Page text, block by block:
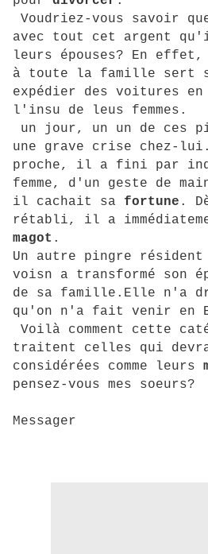
Voudriez-vous savoir
avec tout cet argent
leurs épouses? En
à toute la famille sert
expédier des voitures
l'insu de leus femmes.
un jour, un un de ces
une grave crise chez-
proche, il a fini par
femme, d'un geste de
il cachait sa fortune .
rétabli, il a
magot .
Un autre pingre résident
voisn a transformé son
de sa famille.Elle n'a
qu'on n'a fait venir en
Voilà comment cette
traitent celles qui
considérées comme leurs
pensez-vous mes soeurs?
Messager